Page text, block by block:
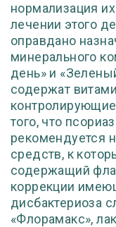
нормализация
лечении этого
оправдано
минерального
день» и
содержат
того, что
рекомендуется
средств, к
содержащий
коррекции
дисбактериоза
«Флорамакс»,